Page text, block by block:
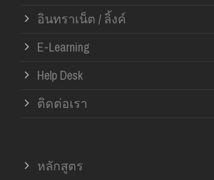
อินทราเน็ต / ลิ้งค์
E-Learning
Help Desk
ติดต่อเรา
หลักสูตร